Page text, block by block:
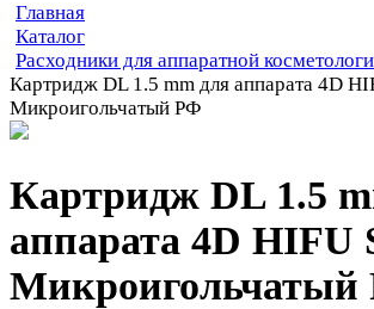
Главная
Каталог
Расходники для аппаратной
Картридж DL 1.5 mm для аппарата 4D
Микроигольчатый РФ
Картридж DL 1.5
аппарата 4D HIFU